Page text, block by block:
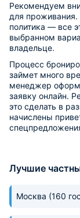
Рекомендуем
для проживания.
политика — все
выбранном
владельце.
Процесс
займет много
менеджер
заявку онлайн.
это сделать в
начислены
Лучшие
Москва (160